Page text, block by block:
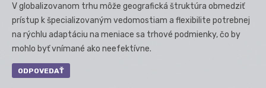
V globalizovanom trhu môže geografická štruktúra obmedziť
prístup k špecializovaným vedomostiam a flexibilite potrebnej
na rýchlu adaptáciu na meniace sa trhové podmienky, čo by
mohlo byť vnímané ako neefektívne.
ODPOVEDAŤ